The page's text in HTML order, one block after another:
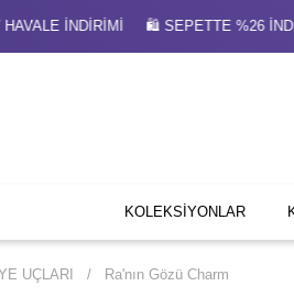
İNDİRİMİ 🛍 SEPETTE %26
KOLEKSİYONLAR
UÇLARI Ra'nın Gözü Charm